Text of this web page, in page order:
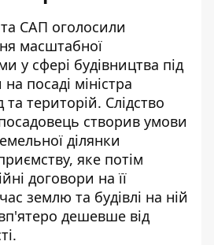
САП оголосили
масштабної
у сфері будівництва під
посаді міністра
територій. Слідство
створив умови
ділянки
яке потім
договори на її
землю та будівлі на ній
дешевше від